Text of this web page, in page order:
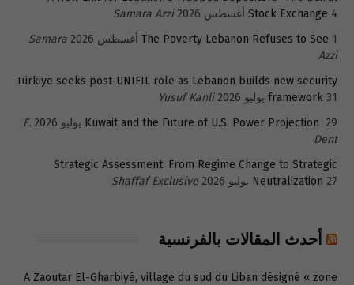
Stock Exchange 4 أغسطس 2026
Samara Azzi
The Poverty Lebanon Refuses to See 1 أغسطس 2026
Samara
Azzi
Türkiye seeks post-UNIFIL role as Lebanon builds new security
framework 31 يوليو 2026
Yusuf Kanli
Kuwait and the Future of U.S. Power Projection 29 يوليو 2026
E.
Dent
Strategic Assessment: From Regime Change to Strategic
Neutralization 27 يوليو 2026 Shaffaf Exclusive
أحدث المقالات بالفرنسية
A Zaoutar El-Gharbiyé, village du sud du Liban désigné « zone